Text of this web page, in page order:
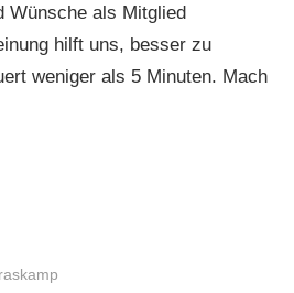
Wünsche als Mitglied
hilft uns, besser zu
weniger als 5 Minuten. Mach